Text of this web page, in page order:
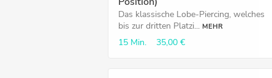
Das klassische Lobe-Piercing, welches
bis zur dritten Platzi... MEHR
15 Min. 35,00 €